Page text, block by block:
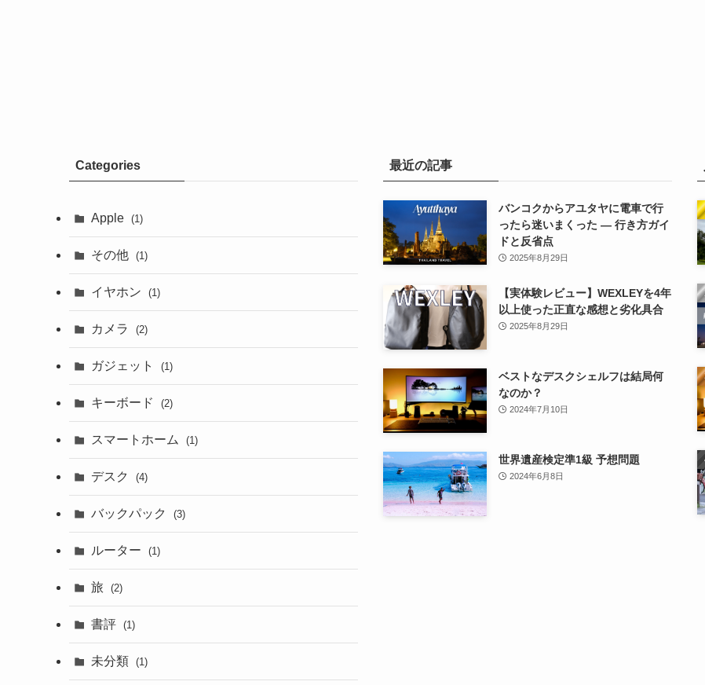
Categories
Apple (1)
その他 (1)
イヤホン (1)
カメラ (2)
ガジェット (1)
キーボード (2)
スマートホーム (1)
デスク (4)
バックパック (3)
ルーター (1)
旅 (2)
書評 (1)
未分類 (1)
最近の記事
バンコクからアユタヤに電車で行
ったら迷いまくった — 行き方ガイ
ドと反省点
2025年8月29日
【実体験レビュー】WEXLEYを4年
以上使った正直な感想と劣化具合
2025年8月29日
ベストなデスクシェルフは結局何
なのか？
2024年7月10日
世界遺産検定準1級 予想問題
2024年6月8日